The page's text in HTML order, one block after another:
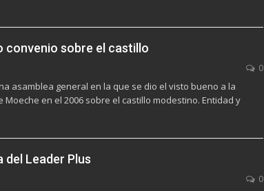
convenio sobre el castillo
0
asamblea general en la que se dio el visto bueno a la
en el 2006 sobre el castillo modestino. Entidad y
Leader Plus
0